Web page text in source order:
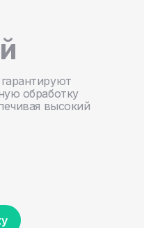
обработку
высокий